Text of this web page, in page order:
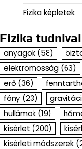
Fizika képletek
Fizika
anyagok (58)
elektromosság (63)
erő (36)
fény (23)
hullámok (19)
kísérlet (200)
kísérleti módszerek